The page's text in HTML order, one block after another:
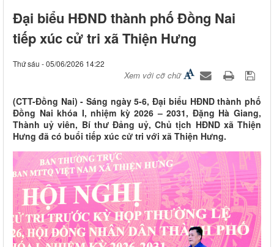
Đại biểu HĐND thành phố Đồng Nai
tiếp xúc cử tri xã Thiện Hưng
Thứ sáu - 05/06/2026 14:22
Xem với cỡ chữ
(CTT-Đồng Nai) - Sáng ngày 5-6, Đại biểu HĐND thành phố
Đồng Nai khóa I, nhiệm kỳ 2026 – 2031, Đặng Hà Giang,
Thành uỷ viên, Bí thư Đảng uỷ, Chủ tịch HĐND xã Thiện
Hưng đã có buổi tiếp xúc cử tri với xã Thiện Hưng.